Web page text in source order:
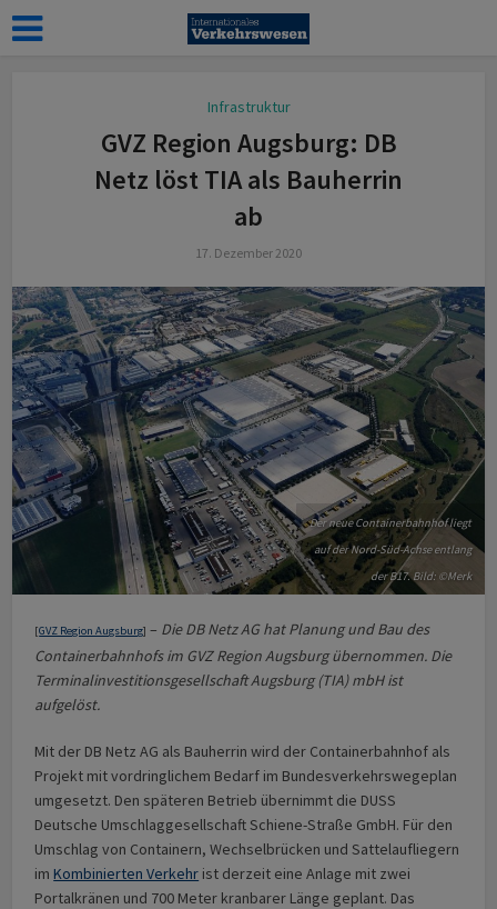
Infrastruktur
GVZ Region Augsburg: DB
Netz löst TIA als Bauherrin
ab
17. Dezember 2020
Der neue Containerbahnhof liegt
auf der Nord-Süd-Achse entlang
der B17. Bild: ©Merk
[GVZ Region Augsburg] – Die DB Netz AG hat Planung und Bau des
Containerbahnhofs im GVZ Region Augsburg übernommen. Die
Terminalinvestitionsgesellschaft Augsburg (TIA) mbH ist
aufgelöst.
Mit der DB Netz AG als Bauherrin wird der Containerbahnhof als
Projekt mit vordringlichem Bedarf im Bundesverkehrswegeplan
umgesetzt. Den späteren Betrieb übernimmt die DUSS
Deutsche Umschlaggesellschaft Schiene-Straße GmbH. Für den
Umschlag von Containern, Wechselbrücken und Sattelaufliegern
imKombinierten Verkehr ist derzeit eine Anlage mit zwei
Portalkränen und 700 Meter kranbarer Länge geplant. Das